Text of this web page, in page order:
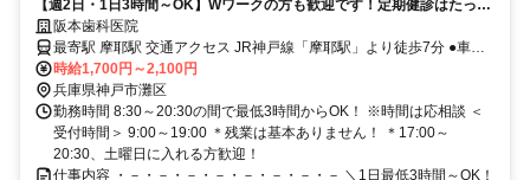
【週2日・1日3時間～OK】Wワークの方も歓迎です！定期健診はたっぷ
り60分！患者さんにしっかり向き合える歯科衛生士
阪本歯科医院
最寄駅 摩耶駅 交通アクセス JR神戸線「摩耶駅」より徒歩7分 ●車通
勤OK ●バイク通勤OK
時給1,700円～2,100円
兵庫県神戸市灘区
勤務時間 8:30～20:30の間で最低3時間からOK！ ※時間は応相談 ＜
受付時間＞ 9:00～19:00 ＊残業は基本ありません！ ＊17:00～
20:30、土曜日に入れる方歓迎！
仕事内容 ・－・－・－・－・－・－・－・－ ＼1日最低3時間～OK！